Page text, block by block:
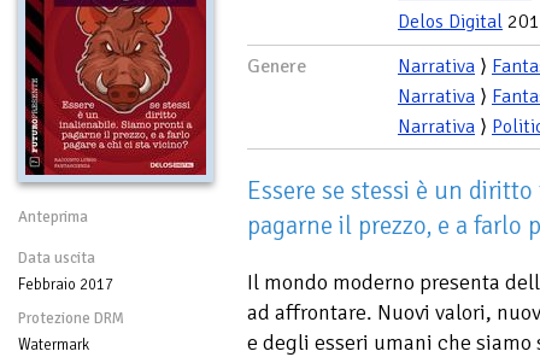
Anteprima
Data uscita
Febbraio 2017
Protezione DRM
Watermark
Delos Digital
Genere
Narrativa ⟩
Narrativa ⟩
Narrativa ⟩
Essere se stessi è un
pagarne il prezzo, e a farlo
Il mondo moderno presenta
ad affrontare. Nuovi valori,
e degli esseri umani che